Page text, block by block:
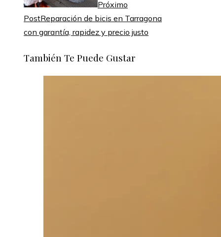
Próximo
PostReparación de bicis en Tarragona
con garantía, rapidez y precio justo
También Te Puede Gustar